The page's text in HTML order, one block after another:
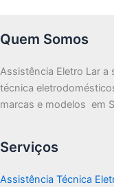
Quem Somos
Assistência Eletro Lar a
técnica
marcas e modelos em
Serviços
Assistência Técnica